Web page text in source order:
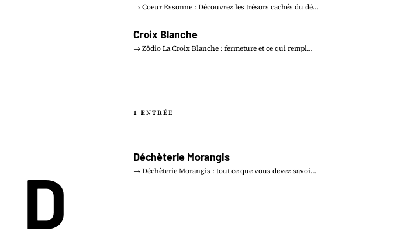
→ Coeur Essonne : Découvrez les trésors cachés du dé…
Croix Blanche
→ Zôdio La Croix Blanche : fermeture et ce qui rempl…
D
1 ENTRÉE
Déchèterie Morangis
→ Déchèterie Morangis : tout ce que vous devez savoi…